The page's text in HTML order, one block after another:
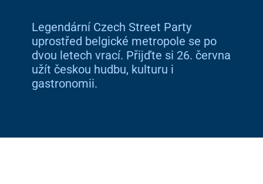
Legendární Czech Street Party
uprostřed belgické metropole se po
dvou letech vrací. Přijďte si 26. června
užít českou hudbu, kulturu i
gastronomii.